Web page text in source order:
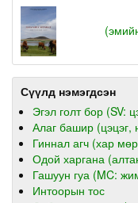
Сүүлд нэмэгдсэн
Эгэл голт бор (SV:
Алаг башир (цэцэг,
Гиннал агч (хар
Одой харгана
Гашуун гуа (MC:
Интоорын тос